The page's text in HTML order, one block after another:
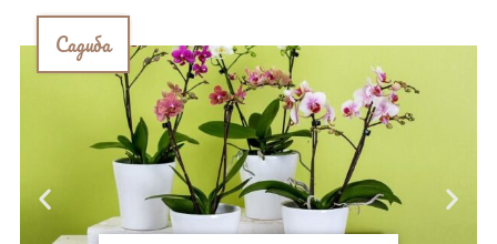
Садиба